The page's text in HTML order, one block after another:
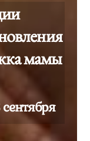
мамы